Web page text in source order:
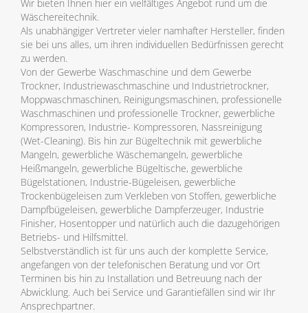
Wir bieten Ihnen hier ein vielfältiges Angebot rund um die
Wäschereitechnik.
Als unabhängiger Vertreter vieler namhafter Hersteller, finden
sie bei uns alles, um ihren individuellen Bedürfnissen gerecht
zu werden.
Von der Gewerbe Waschmaschine und dem Gewerbe
Trockner, Industriewaschmaschine und Industrietrockner,
Moppwaschmaschinen, Reinigungsmaschinen, professionelle
Waschmaschinen und professionelle Trockner, gewerbliche
Kompressoren, Industrie- Kompressoren, Nassreinigung
(Wet-Cleaning). Bis hin zur Bügeltechnik mit gewerbliche
Mangeln, gewerbliche Wäschemangeln, gewerbliche
Heißmangeln, gewerbliche Bügeltische, gewerbliche
Bügelstationen, Industrie-Bügeleisen, gewerbliche
Trockenbügeleisen zum Verkleben von Stoffen, gewerbliche
Dampfbügeleisen, gewerbliche Dampferzeuger, Industrie
Finisher, Hosentopper und natürlich auch die dazugehörigen
Betriebs- und Hilfsmittel.
Selbstverständlich ist für uns auch der komplette Service,
angefangen von der telefonischen Beratung und vor Ort
Terminen bis hin zu Installation und Betreuung nach der
Abwicklung. Auch bei Service und Garantiefällen sind wir Ihr
Ansprechpartner.